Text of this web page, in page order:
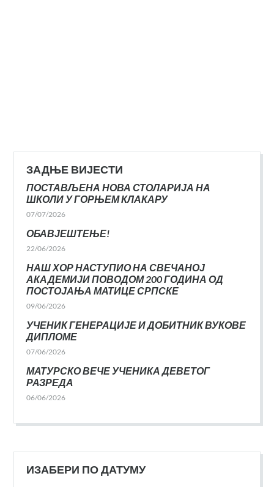
ЗАДЊЕ ВИЈЕСТИ
ПОСТАВЉЕНА НОВА СТОЛАРИЈА НА
ШКОЛИ У ГОРЊЕМ КЛАКАРУ
07/07/2026
ОБАВЈЕШТЕЊЕ!
22/06/2026
НАШ ХОР НАСТУПИО НА СВЕЧАНОЈ
АКАДЕМИЈИ ПОВОДОМ 200 ГОДИНА ОД
ПОСТОЈАЊА МАТИЦЕ СРПСКЕ
09/06/2026
УЧЕНИК ГЕНЕРАЦИЈЕ И ДОБИТНИК ВУКОВЕ
ДИПЛОМЕ
07/06/2026
МАТУРСКО ВЕЧЕ УЧЕНИКА ДЕВЕТОГ
РАЗРЕДА
06/06/2026
ИЗАБЕРИ ПО ДАТУМУ